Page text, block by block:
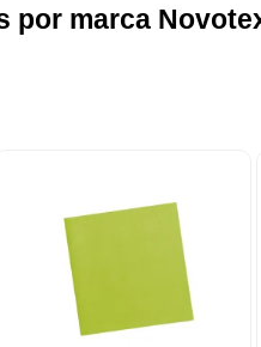
por marca